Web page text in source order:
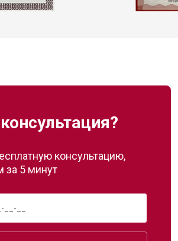
консультацию,
за 5 минут